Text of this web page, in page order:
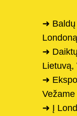
➜ Baldų
Londoną
➜
Lietuvą,
➜
➜ Į